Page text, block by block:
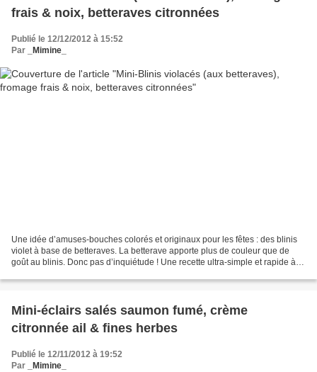
frais & noix, betteraves citronnées
Publié le 12/12/2012 à 15:52
Par
_Mimine_
Une idée d’amuses-bouches colorés et originaux pour les fêtes : des blinis
violet à base de betteraves. La betterave apporte plus de couleur que de
goût au blinis. Donc pas d’inquiétude ! Une recette ultra-simple et rapide à
Mini-éclairs salés saumon fumé, crème
citronnée ail & fines herbes
Publié le 12/11/2012 à 19:52
Par
_Mimine_